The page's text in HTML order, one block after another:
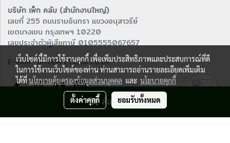
สั่งซื้อสินค้า
บริษัท เพ็ท คลับ (สำนักงานใหญ่)
เลขที่ 255 ถนนรามอินทรา แขวงอนุสาวรีย์
เขตบางเขน กรุงเทพฯ 10220
เลขประจำตัวผู้เสียภาษี 0105555067657
E-mail : info@PETClub.co.th
เว็บไซต์นี้มีการใช้งานคุกกี้ เพื่อเพิ่มประสิทธิภาพและประสบการณ์ที่ดี
ในการใช้งานเว็บไซต์ของท่าน ท่านสามารถอ่านรายละเอียดเพิ่มเติม
ได้ที่นโยบายคุ้มครองข้อมูลส่วนบุคคล และ นโยบายคุกกี้
ตั้งค่าคุกกี้ ยอมรับทั้งหมด